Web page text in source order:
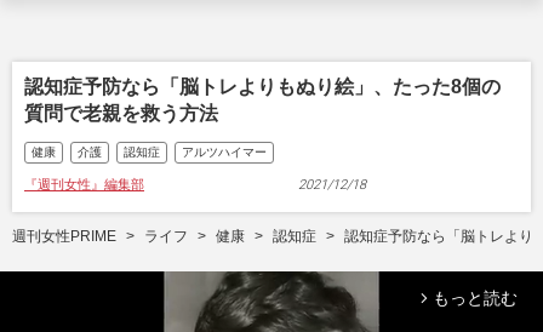
認知症予防なら「脳トレよりもぬり絵」、たった8個の
質問で老親を救う方法
健康 介護 認知症 アルツハイマー
『週刊女性』編集部 2021/12/18
週刊女性PRIME ライフ 健康 認知症 認知症予防なら「脳トレより
arrow_forward_ios もっと読む